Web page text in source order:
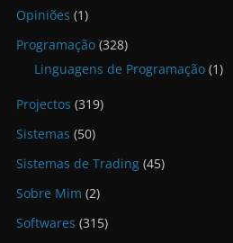
Opiniões (1)
Programação (328)
Linguagens de Programação (1)
Projectos (319)
Sistemas (50)
Sistemas de Trading (45)
Sobre Mim (2)
Softwares (315)